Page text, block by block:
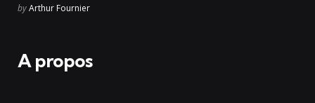
Posted
byArthur Fournier
A propos